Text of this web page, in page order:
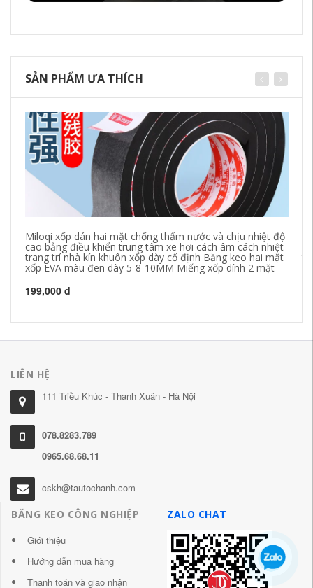
SẢN PHẨM ƯA THÍCH
Miloqi xốp dán hai mặt chống thấm nước và chịu nhiệt độ
cao bảng điều khiển trung tâm xe hơi cách âm cách nhiệt
trang trí nhà kín khuôn xốp dày cố định Băng keo hai mặt
xốp EVA màu đen dày 5-8-10MM Miếng xốp dính 2 mặt
199,000 đ
LIÊN HỆ
111 Triều Khúc - Thanh Xuân - Hà Nội
078.8283.789
0965.68.68.11
cskh@tautochanh.com
BĂNG KEO CÔNG NGHIỆP
Giới thiệu
Hướng dẫn mua hàng
Thanh toán và giao nhận
ZALO CHAT